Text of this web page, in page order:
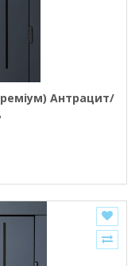
Антрацит/